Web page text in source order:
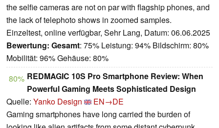
the selfie cameras are not on par with flagship phones, and
the lack of telephoto shows in zoomed samples.
Einzeltest, online verfügbar, Sehr Lang, Datum: 06.06.2025
Bewertung: Gesamt: 75% Leistung: 94% Bildschirm: 80%
Mobilität: 96% Gehäuse: 80%
80% REDMAGIC 10S Pro Smartphone Review: When
Powerful Gaming Meets Sophisticated Design
Quelle: Yanko Design
EN→DE
Gaming smartphones have long carried the burden of